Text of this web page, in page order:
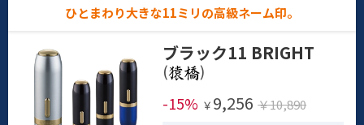
ひとまわり大きな11ミリの高級ネーム印。
ブラック11 BRIGHT
(
)
-15% ￥ 9,256 ￥10,890